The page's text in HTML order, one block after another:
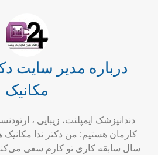
درباره مدیر سایت
مکانیک
دندانپزشک ایمپلنت، زیبایی ،
سال سابقه کاری تو کارم سعی